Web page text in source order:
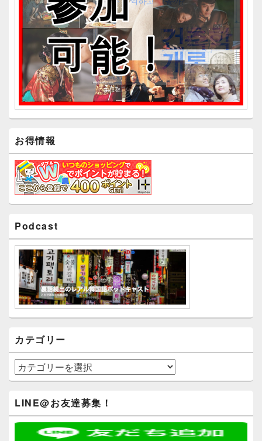
お得情報
Podcast
カテゴリー
カ
テ
リ
ー
LINE@お友達募集！